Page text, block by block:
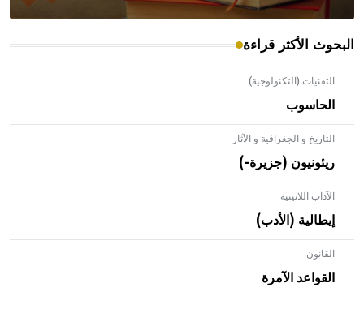
البحوث الأكثر قراءة
التقنيات (التكنولوجية)
الحاسوب
التاريخ و الجغرافية و الآثار
ريئونيون (جزيرة-)
الآداب اللاتينية
إيطالية (الأدب)
القانون
القواعد الآمرة
- هل تعلم أن الأبلق نوع من الفنون الهندسية التي ارتبطت
بالعمارة الإسلامية في بلاد الشام ومصر خاصة، حيث يحرص
المعمار على بناء مداميكه وخاصة في الواجهات